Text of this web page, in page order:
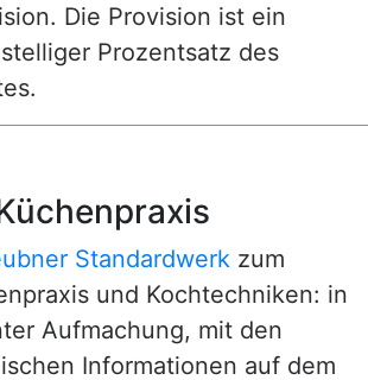
Die Provision ist ein
Prozentsatz des
Standardwerk zum
und Kochtechniken: in
Aufmachung, mit den
Informationen auf dem